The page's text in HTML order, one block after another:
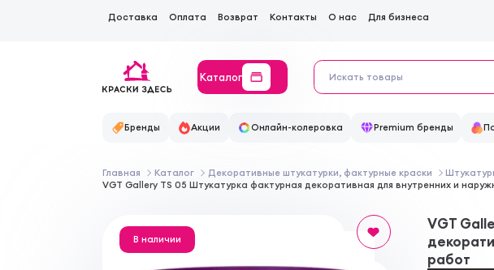
Доставка Оплата Возврат Контакты О нас Для бизнеса
Каталог
Бренды Акции Онлайн-колеровка Premium бренды
Главная Каталог Декоративные штукатурки, фактурные краски
VGT Gallery TS 05 Штукатурка фактурная декоративная для внутренних и
В наличии
VGT
работ